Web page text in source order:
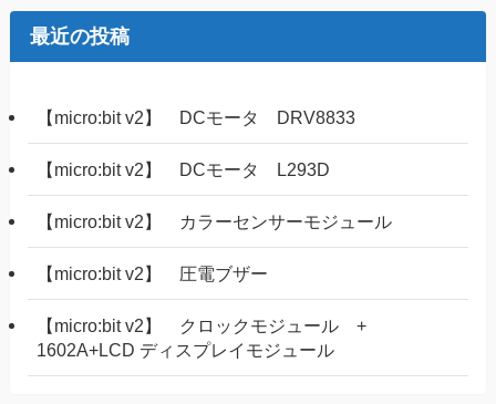
最近の投稿
【micro:bit v2】 DCモータ DRV8833
【micro:bit v2】 DCモータ L293D
【micro:bit v2】 カラーセンサーモジュール
【micro:bit v2】 圧電ブザー
【micro:bit v2】 クロックモジュール +
1602A+LCD ディスプレイモジュール